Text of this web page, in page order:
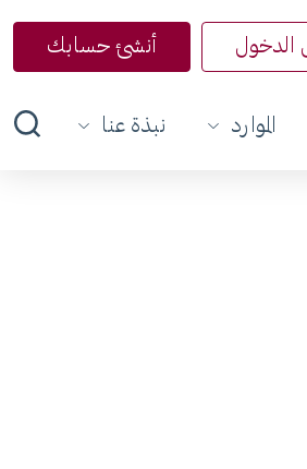
الدخول أنشئ حسابك
الموارد نبذة عنا